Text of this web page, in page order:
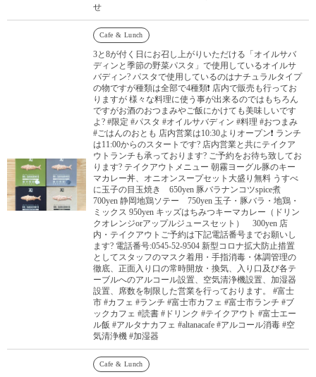
せ
Cafe & Lunch
3と8が付く日にお召し上がりいただける「オイルサバ
ディンと季節の野菜パスタ」で使用しているオイルサ
バディン? パスタで使用しているのはナチュラルタイプ
の物ですが種類は全部で4種類❗️ 店内で販売も行ってお
りますが 様々な料理に使う事が出来るのではもちろん
ですがお酒のおつまみやご飯にかけても美味しいです
よ? #限定 #パスタ #オイルサバディン #料理 #おつまみ
#ごはんのおとも 店内営業は10:30よりオープン❗️ ランチ
は11:00からのスタートです? 店内営業と共にテイクア
ウトランチも承っております? ご予約をお待ち致してお
ります? テイクアウトメニュー 朝霧ヨーグル豚のキー
マカレー丼、オニオンスープセット大盛り無料 うすべ
に玉子の目玉焼き 650yen 豚バラナンコツspice煮
700yen 静岡地鶏ソテー 750yen 玉子・豚バラ・地鶏・
ミックス 950yen キッズはちみつキーマカレー（ドリン
クオレンジorアップルジュースセット） 300yen 店
内・テイクアウトご予約は下記電話番号までお願いし
ます? 電話番号:0545-52-9504 新型コロナ拡大防止措置
としてスタッフのマスク着用・手指消毒・体調管理の
徹底、正面入り口の常時開放・換気、入り口及び各テ
ーブルへのアルコール設置、空気清浄機設置、加湿器
設置、席数を制限した営業を行っております。 #富士
市 #カフェ #ランチ #富士市カフェ #富士市ランチ #ブ
ックカフェ #読書 #ドリンク #テイクアウト #富士エー
ル飯 #アルタナカフェ #altanacafe #アルコール消毒 #空
気清浄機 #加湿器
Cafe & Lunch